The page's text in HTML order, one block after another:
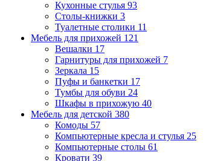
Кухонные стулья 93
Столы-книжки 3
Туалетные столики 11
Мебель для прихожей 121
Вешалки 17
Гарнитуры для прихожей 7
Зеркала 15
Пуфы и банкетки 17
Тумбы для обуви 24
Шкафы в прихожую 40
Мебель для детской 380
Комоды 57
Компьютерные кресла и стулья 25
Компьютерные столы 61
Кровати 39